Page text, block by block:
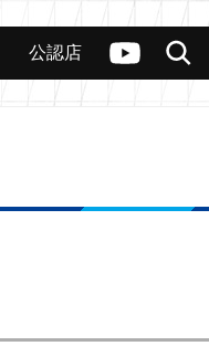
ヴァンガードch
検索
公認店舗 その他
公認店